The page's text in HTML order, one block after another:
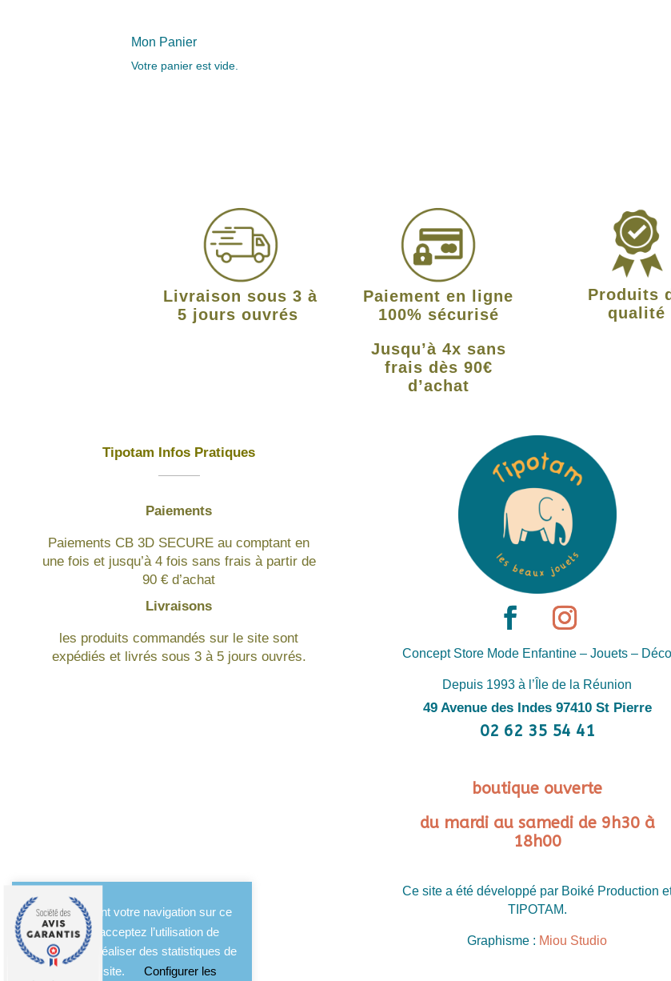
Mon Panier
Votre panier est vide.
Livraison sous 3 à
5 jours ouvrés
Paiement en ligne
100% sécurisé
Jusqu’à 4x sans
frais dès 90€
d’achat
Produits
qualité
Tipotam Infos Pratiques
Paiements
Paiements CB 3D SECURE au comptant en
une fois et jusqu’à 4 fois sans frais à partir de
90 € d’achat
Livraisons
les produits commandés sur le site sont
expédiés et livrés sous 3 à 5 jours ouvrés.
Concept Store Mode Enfantine – Jouets – Déco
Depuis 1993 à l’Île de la Réunion
49 Avenue des Indes 97410 St Pierre
02 62 35 54 41
boutique ouverte
du mardi au samedi de 9h30 à
18h00
Ce site a été développé par Boiké Production
TIPOTAM.
Graphisme : Miou Studio
En poursuivant votre navigation sur ce
site, vous acceptez l’utilisation de
cookies pour réaliser des statistiques de
l'usage du site.
Configurer les